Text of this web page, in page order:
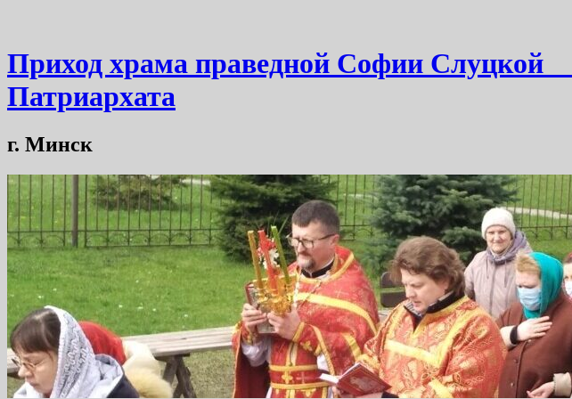
Приход храма праведной Софии Слуцкой
Патриархата
г. Минск